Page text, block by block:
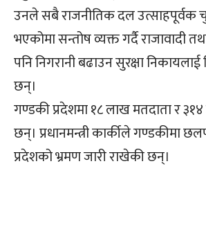
उनले सबै राजनीतिक दल उत्साहपूर्वक
भएकोमा सन्तोष व्यक्त गर्दै राजावादी
पनि निगरानी बढाउन सुरक्षा निकायलाई
छन्।
गण्डकी प्रदेशमा १८ लाख मतदाता र
छन्। प्रधानमन्त्री कार्कीले गण्डकीमा
प्रदेशको भ्रमण जारी राखेकी छन्।